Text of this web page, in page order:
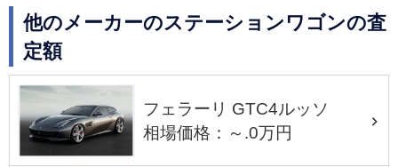
他のメーカーのステーションワゴンの査
定額
フェラーリ GTC4ルッソ
相場価格：～.0万円